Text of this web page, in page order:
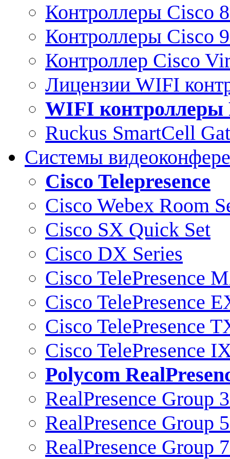
Контроллеры Cisco
Контроллеры Cisco
Контроллер Cisco
Лицензии WIFI
WIFI контроллеры
Ruckus SmartCell
Системы
Cisco Telepresence
Cisco Webex Room
Cisco SX Quick Set
Cisco DX Series
Cisco TelePresence
Cisco TelePresence
Cisco TelePresence
Cisco TelePresence
Polycom
RealPresence Group
RealPresence Group
RealPresence Group